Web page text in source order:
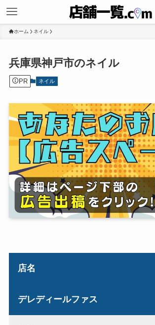
ホーム ネイル
兵庫県神戸市のネイル
PR ネイル
店名
デレディールファス